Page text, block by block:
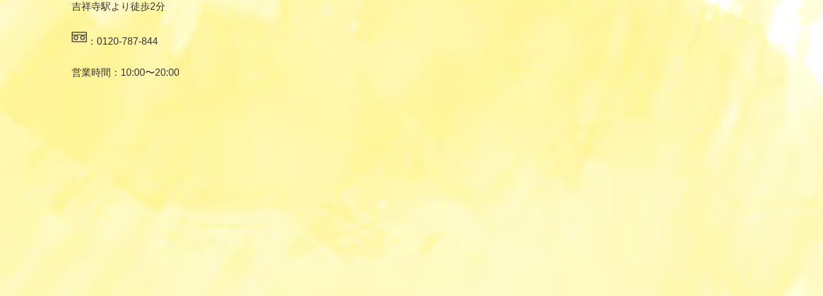
吉祥寺駅より徒歩2分
：0120-787-844
営業時間：10:00〜20:00